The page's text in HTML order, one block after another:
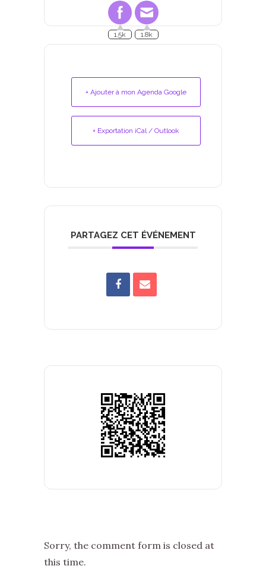
+ Ajouter à mon Agenda Google
+ Exportation iCal / Outlook
PARTAGEZ CET ÉVÉNEMENT
Sorry, the comment form is closed at
this time.
1.5k 1.8k